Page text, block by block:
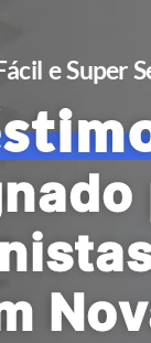
e Super